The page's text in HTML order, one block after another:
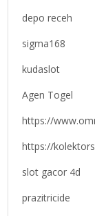
depo receh
sigma168
kudaslot
Agen Togel
https://
https://
slot gacor 4d
prazitricide